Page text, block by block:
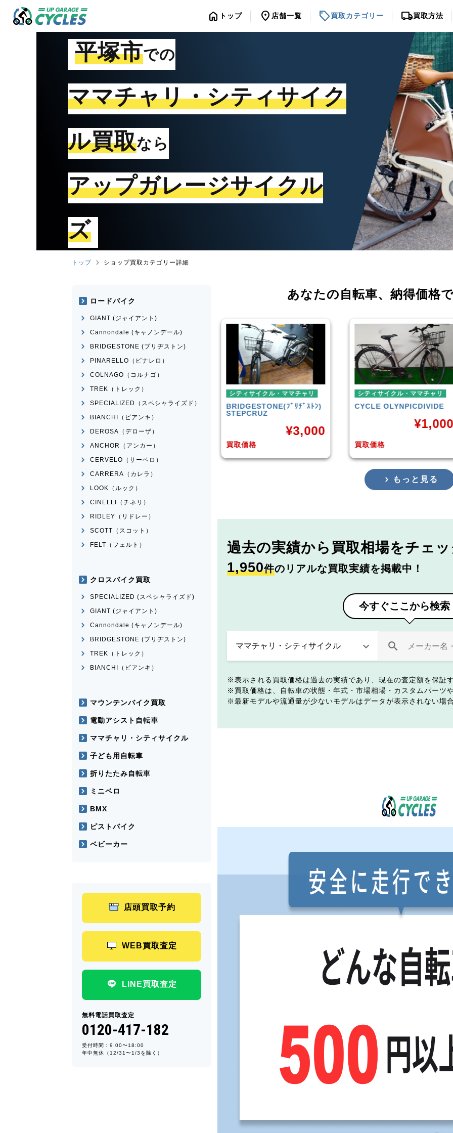
home トップ location_on 店舗一覧 sell買取カテゴリー local_shipping買取方法
平塚市での
ママチャリ・シティサイク
ル買取なら
アップガレージサイクル
ズ
トップ ショップ買取カテゴリー詳細
あなたの自転車、 納得価格
シティサイクル・ママチャリ
BRIDGESTONE(ﾌﾞﾘﾁﾞｽﾄﾝ)
STEPCRUZ
買取価格
シティサイクル・ママチャリ
CYCLE OLYNPICDIVIDE
買取価格
¥1,000
ミニベロ
シティサイクル・ママチャリ
SURGE 2021年モデ
買取価格
もっと見る
過去の実績から 買取相場をチェ
1,950件のリアルな買取実績を掲載中！
今すぐここから検索
表示される買取価格は過去の実績であり、現在の査定額を保証
買取価格は、自転車の状態・年式・市場相場・カスタムパーツ
最新モデルや流通量が少ないモデルはデータが表示されない場
ロードバイク
GIANT (ジャイアント)
Cannondale (キャノンデール)
BRIDGESTONE (ブリヂストン)
PINARELLO（ピナレロ）
COLNAGO（コルナゴ）
TREK（トレック）
SPECIALIZED（スペシャライズド）
BIANCHI（ビアンキ）
DEROSA（デローザ）
ANCHOR（アンカー）
CERVELO（サーベロ）
CARRERA（カレラ）
LOOK（ルック）
CINELLI（チネリ）
RIDLEY（リドレー）
SCOTT（スコット）
FELT（フェルト）
クロスバイク買取
SPECIALIZED (スペシャライズド)
GIANT (ジャイアント)
Cannondale (キャノンデール)
BRIDGESTONE (ブリヂストン)
TREK（トレック）
BIANCHI（ビアンキ）
マウンテンバイク買取
電動アシスト自転車
ママチャリ・シティサイクル
子ども用自転車
折りたたみ自転車
ミニベロ
BMX
ピストバイク
ベビーカー
店頭買取予約
WEB買取査定
LINE買取査定
無料電話買取査定
0120-417-182
受付時間：9:00〜18:00
年中無休（12/31〜1/3を除く）